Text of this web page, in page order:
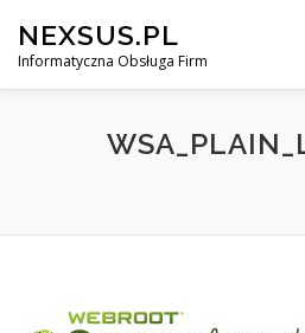
treści
NEXSUS.PL
Informatyczna Obsługa Firm
AI POBIERANIE
CERTYFIKATY